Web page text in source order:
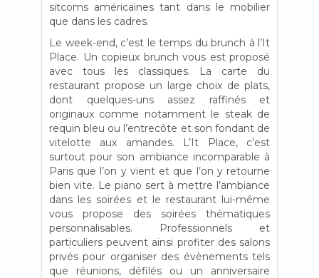
sitcoms américaines tant dans le mobilier
que dans les cadres.
Le week-end, c’est le temps du brunch à l’It
Place. Un copieux brunch vous est proposé
avec tous les classiques. La carte du
restaurant propose un large choix de plats,
dont quelques-uns assez raffinés et
originaux comme notamment le steak de
requin bleu ou l’entrecôte et son fondant de
vitelotte aux amandes. L’It Place, c’est
surtout pour son ambiance incomparable à
Paris que l’on y vient et que l’on y retourne
bien vite. Le piano sert à mettre l’ambiance
dans les soirées et le restaurant lui-même
vous propose des soirées thématiques
personnalisables. Professionnels et
particuliers peuvent ainsi profiter des salons
privés pour organiser des évènements tels
que réunions, défilés ou un anniversaire